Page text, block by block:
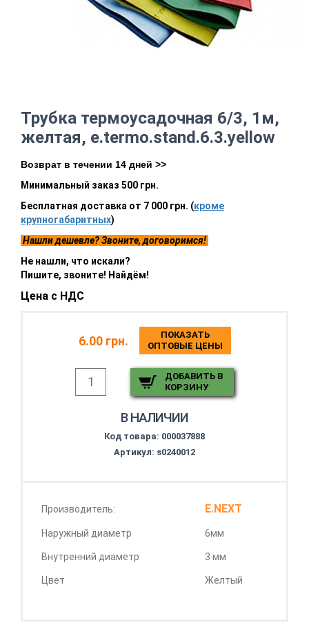
Трубка термоусадочная 6/3, 1м,
желтая, e.termo.stand.6.3.yellow
Возврат в течении 14 дней >>
Минимальный заказ 500 грн.
Бесплатная доставка от 7 000 грн. (кроме
крупногабаритных)
Нашли дешевле? Звоните, договоримся!
Не нашли, что искали?
Пишите, звоните! Найдём!
Цена с НДС
6.00 грн.
ПОКАЗАТЬ
ОПТОВЫЕ ЦЕНЫ
ДОБАВИТЬ В
КОРЗИНУ
В НАЛИЧИИ
Код товара: 000037888
Артикул: s0240012
Производитель: E.NEXT
Наружный диаметр 6мм
Внутренний диаметр 3 мм
Цвет Желтый